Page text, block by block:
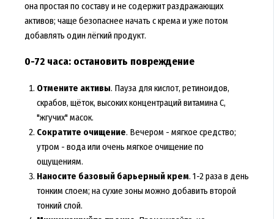
она простая по составу и не содержит раздражающих
активов; чаще безопаснее начать с крема и уже потом
добавлять один лёгкий продукт.
0-72 часа: остановить повреждение
Отмените активы. Пауза для кислот, ретиноидов,
скрабов, щёток, высоких концентраций витамина C,
"жгучих" масок.
Сократите очищение. Вечером - мягкое средство;
утром - вода или очень мягкое очищение по
ощущениям.
Наносите базовый барьерный крем. 1-2 раза в день
тонким слоем; на сухие зоны можно добавить второй
тонкий слой.